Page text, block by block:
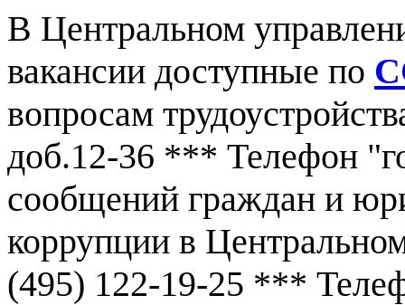
В Центральном
вакансии доступные по
вопросам
доб.12-36 *** Телефон
сообщений граждан и
коррупции в
(495) 122-19-25 ***